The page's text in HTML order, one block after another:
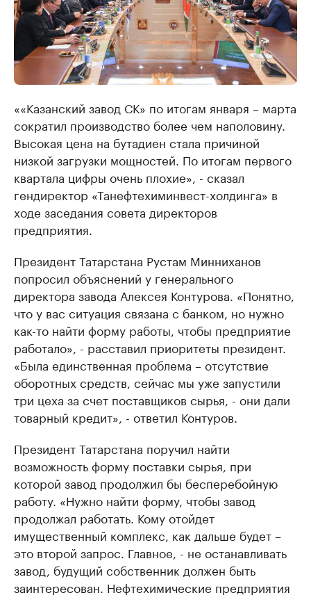
««Казанский завод СК» по итогам января – марта
сократил производство более чем наполовину.
Высокая цена на бутадиен стала причиной
низкой загрузки мощностей. По итогам первого
квартала цифры очень плохие», - сказал
гендиректор «Танефтехиминвест-холдинга» в
ходе заседания совета директоров
предприятия.
Президент Татарстана Рустам Минниханов
попросил объяснений у генерального
директора завода Алексея Контурова. «Понятно,
что у вас ситуация связана с банком, но нужно
как-то найти форму работы, чтобы предприятие
работало», - расставил приоритеты президент.
«Была единственная проблема – отсутствие
оборотных средств, сейчас мы уже запустили
три цеха за счет поставщиков сырья, - они дали
товарный кредит», - ответил Контуров.
Президент Татарстана поручил найти
возможность форму поставки сырья, при
которой завод продолжил бы бесперебойную
работу. «Нужно найти форму, чтобы завод
продолжал работать. Кому отойдет
имущественный комплекс, как дальше будет –
это второй запрос. Главное, - не останавливать
завод, будущий собственник должен быть
заинтересован. Нефтехимические предприятия